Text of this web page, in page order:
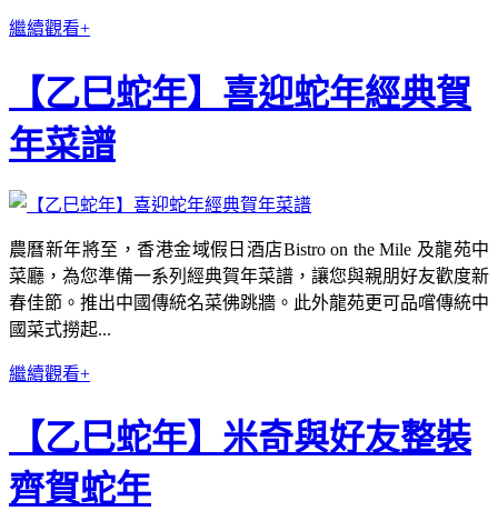
繼續觀看+
【乙巳蛇年】喜迎蛇年經典賀
年菜譜
農曆新年將至，香港金域假日酒店Bistro on the Mile 及龍苑中
菜廳，為您準備一系列經典賀年菜譜，讓您與親朋好友歡度新
春佳節。推出中國傳統名菜佛跳牆。此外龍苑更可品嚐傳統中
國菜式撈起...
繼續觀看+
【乙巳蛇年】米奇與好友整裝
齊賀蛇年